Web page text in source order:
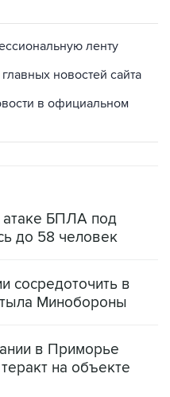
ленту
новостей сайта
в официальном
атаке БПЛА под
до 58 человек
сосредоточить в
Минобороны
в Приморье
на объекте